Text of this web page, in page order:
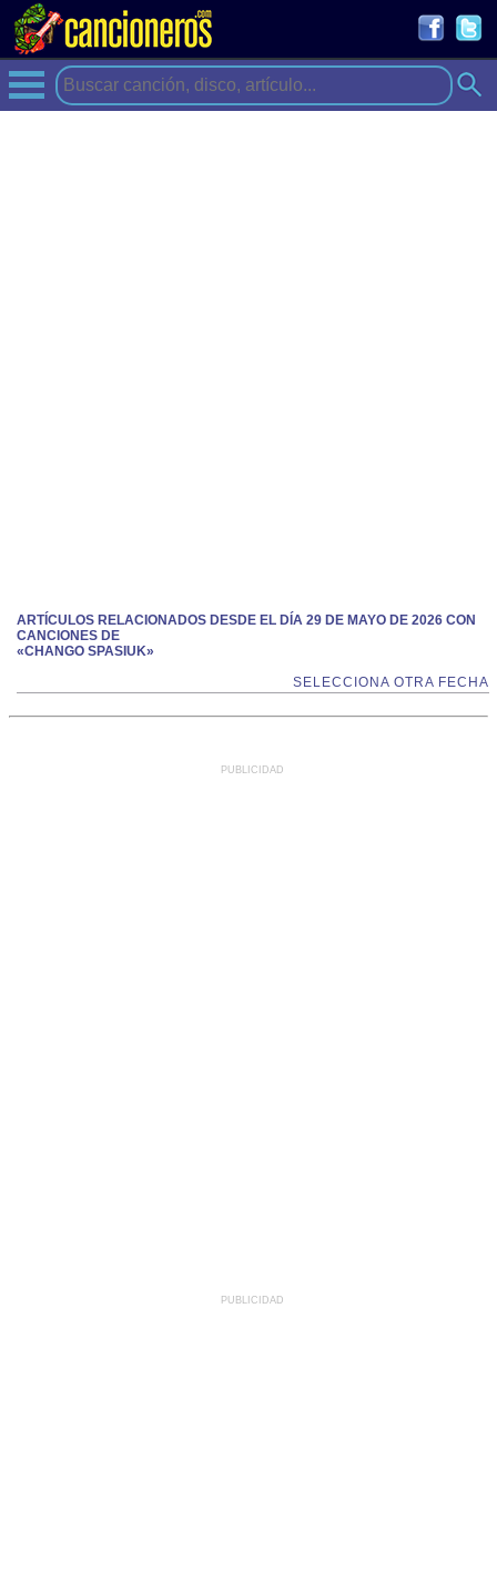
ARTÍCULOS RELACIONADOS DESDE EL DÍA 29 DE MAYO DE 2026 CON
CANCIONES DE
«CHANGO SPASIUK»
SELECCIONA OTRA FECHA
PUBLICIDAD
PUBLICIDAD